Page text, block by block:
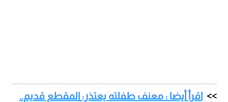
اقرأ أيضا : معنف طفلته يعتذر: المقطع قديم..